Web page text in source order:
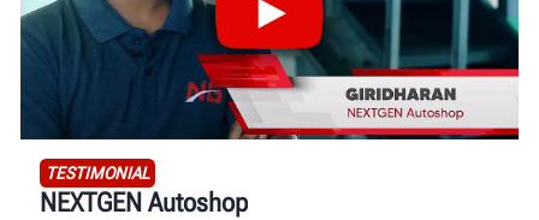
TESTIMONIAL
NEXTGEN Autoshop